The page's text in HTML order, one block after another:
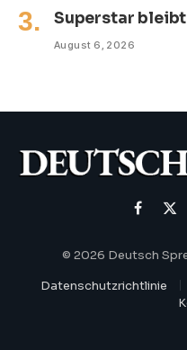
Superstar bleibt
August 6, 2026
X
© 2026 Deutsch
Datenschutzrichtlinie